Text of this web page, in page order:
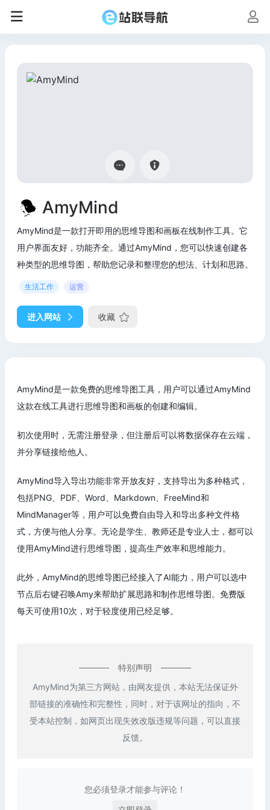
AmyMind
AmyMind是一款打开即用的思维导图和画板在线制作工具。它
用户界面友好，功能齐全。通过AmyMind，您可以快速创建各
种类型的思维导图，帮助您记录和整理您的想法、计划和思路。
生活工作 运营
进入网站 收藏
AmyMind是一款免费的思维导图工具，用户可以通过AmyMind
这款在线工具进行思维导图和画板的创建和编辑。
初次使用时，无需注册登录，但注册后可以将数据保存在云端，
并分享链接给他人。
AmyMind导入导出功能非常开放友好，支持导出为多种格式，
包括PNG、PDF、Word、Markdown、FreeMind和
MindManager等，用户可以免费自由导入和导出多种文件格
式，方便与他人分享。无论是学生、教师还是专业人士，都可以
使用AmyMind进行思维导图，提高生产效率和思维能力。
此外，AmyMind的思维导图已经接入了AI能力，用户可以选中
节点后右键召唤Amy来帮助扩展思路和制作思维导图。免费版
每天可使用10次，对于轻度使用已经足够。
特别声明
AmyMind为第三方网站，由网友提供，本站无法保证外
部链接的准确性和完整性，同时，对于该网址的指向，不
受本站控制，如网页出现失效改版违规等问题，可以直接
反馈。
您必须登录才能参与评论！